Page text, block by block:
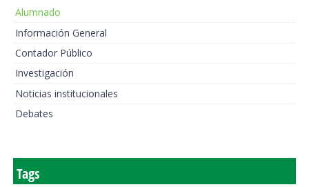
Alumnado
Información General
Contador Público
Investigación
Noticias institucionales
Debates
Tags